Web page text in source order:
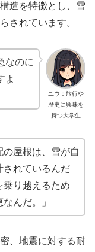
造を特徴とし、雪
されています。
ユウ：旅行や
歴史に興味を
持つ大学生
なのに
よ
の屋根は、雪が自
されているんだ
乗り越えるため
んだ。」
、地震に対する耐